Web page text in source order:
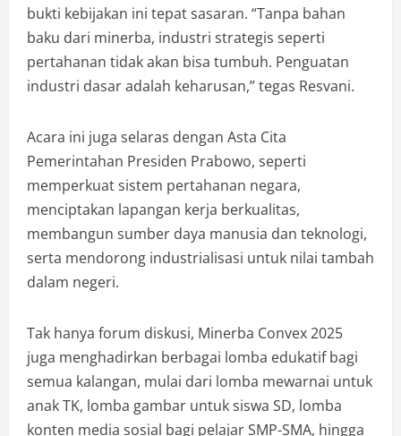
bukti kebijakan ini tepat sasaran. “Tanpa bahan
baku dari minerba, industri strategis seperti
pertahanan tidak akan bisa tumbuh. Penguatan
industri dasar adalah keharusan,” tegas Resvani.
Acara ini juga selaras dengan Asta Cita
Pemerintahan Presiden Prabowo, seperti
memperkuat sistem pertahanan negara,
menciptakan lapangan kerja berkualitas,
membangun sumber daya manusia dan teknologi,
serta mendorong industrialisasi untuk nilai tambah
dalam negeri.
Tak hanya forum diskusi, Minerba Convex 2025
juga menghadirkan berbagai lomba edukatif bagi
semua kalangan, mulai dari lomba mewarnai untuk
anak TK, lomba gambar untuk siswa SD, lomba
konten media sosial bagi pelajar SMP-SMA, hingga